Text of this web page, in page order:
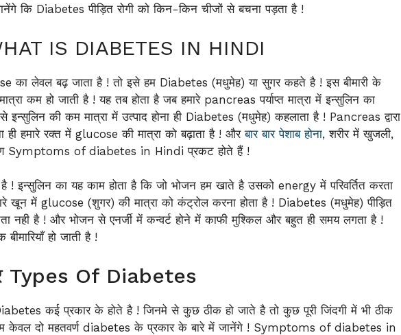
कि Diabetes पीड़ित रोगी को किन-किन चीजों से बचना पड़ता है !
IS DIABETES IN HINDI
का लेवल बढ़ जाता है ! तो इसे हम Diabetes (मधुमेह) या सुगर कहते है ! इस बीमारी के
कम हो जाती है ! यह तब होता है जब हमारे pancreas पर्याप्त मात्रा में इन्सुलिन का
इन्सुलिन की कम मात्रा में उत्पाद होना ही Diabetes (मधुमेह) कहलाता है ! Pancreas द्वारा
ही हमारे रक्त में glucose की मात्रा को बढ़ाता है ! औरबार बार पेशाब होना, शरीर में खुजली,
Symptoms of diabetes in Hindi प्रकट होते हैं !
है ! इन्सुलिन का यह काम होता है कि जो भोजन हम खाते है उसको energy में परिवर्तित करता
खून में glucose (शुगर) की मात्रा को कंट्रोल करना होता है ! Diabetes (मधुमेह) पीड़ित
नही है ! और भोजन से एनर्जी में कन्वर्ट होने में काफी मुश्किल और बहुत ही समय लगता है !
हो जाती है !
Types Of Diabetes
कई प्रकार के होते है ! जिनमे से कुछ ठीक हो जाते है तो कुछ पूरी जिंदगी में भी ठीक
केवल दो महतवर्ण diabetes के प्रकार के बारे में जानेंगे ! Symptoms of diabetes in